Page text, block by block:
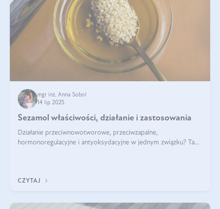
mgr inż. Anna Sobol
14 lip 2025
Sezamol właściwości, działanie i zastosowania
Działanie przeciwnowotworowe, przeciwzapalne,
hormonoregulacyjne i antyoksydacyjne w jednym związku? Tak
CZYTAJ